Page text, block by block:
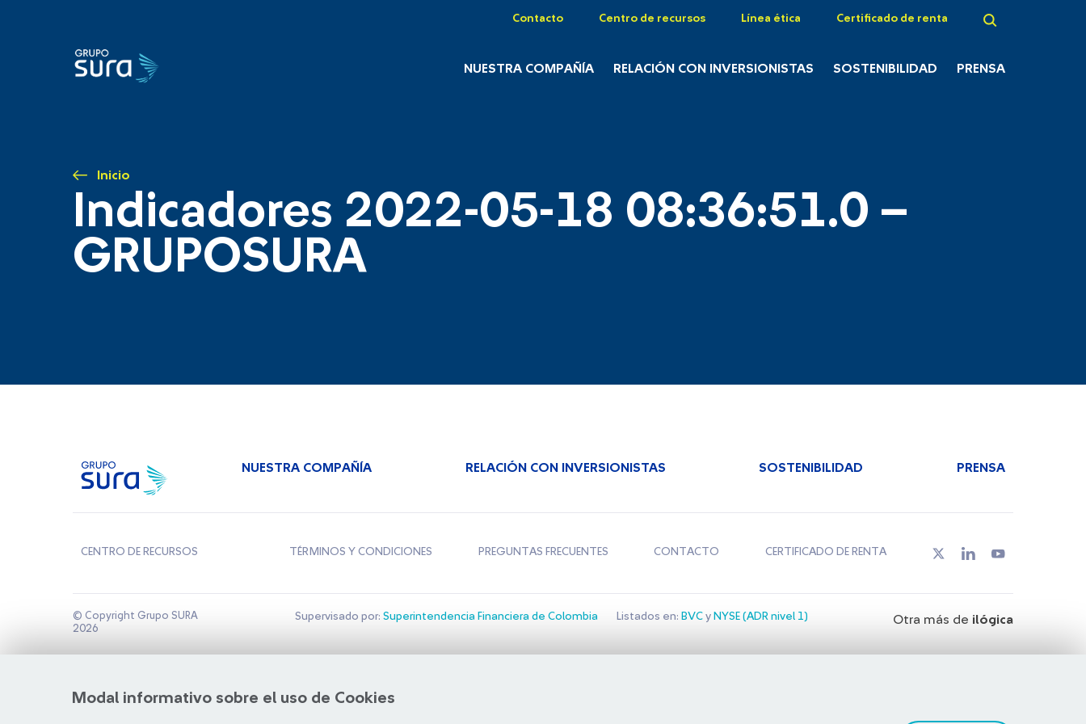
Contacto Centro de recursos Línea ética Certificado de renta
NUESTRA COMPAÑÍA RELACIÓN CON INVERSIONISTAS SOSTENIBILIDAD PRENSA
Inicio
Indicadores 2022-05-18 08:36:51.0 –
GRUPOSURA
Modal informativo sobre el uso de Cookies
NUESTRA COMPAÑÍA RELACIÓN CON INVERSIONISTAS SOSTENIBILIDAD PRENSA
CENTRO DE RECURSOS TÉRMINOS Y CONDICIONES PREGUNTAS FRECUENTES CONTACTO CERTIFICADO DE RENTA
© Copyright Grupo SURA
2026
Supervisado por: Superintendencia Financiera de Colombia Listados en: BVCy NYSE (ADR nivel 1) Otra más de ilógica